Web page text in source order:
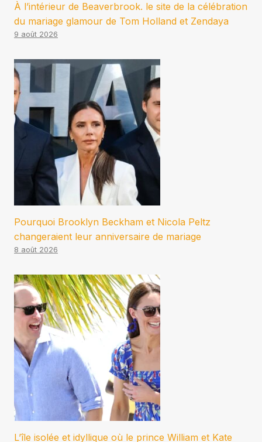
À l’intérieur de Beaverbrook. le site de la célébration
du mariage glamour de Tom Holland et Zendaya
9 août 2026
Pourquoi Brooklyn Beckham et Nicola Peltz
changeraient leur anniversaire de mariage
8 août 2026
L’île isolée et idyllique où le prince William et Kate